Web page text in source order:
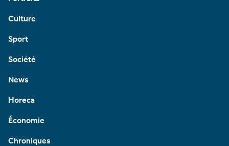
Culture
Sport
Société
News
Horeca
Économie
Chroniques